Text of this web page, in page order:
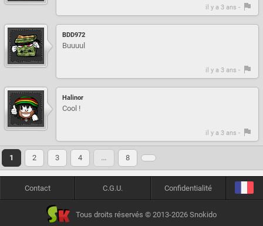
il y a 3 ans -
BDD972
Buuuul
il y a 3 ans -
Halinor
Cool !
il y a 3 ans -
1 2 3 4 … 8
Contact C.G.U. Confidentialité
Tous droits réservés © 2013-2026 Snokido